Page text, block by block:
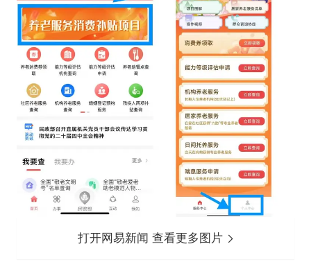
打开网易新闻 查看更多图片